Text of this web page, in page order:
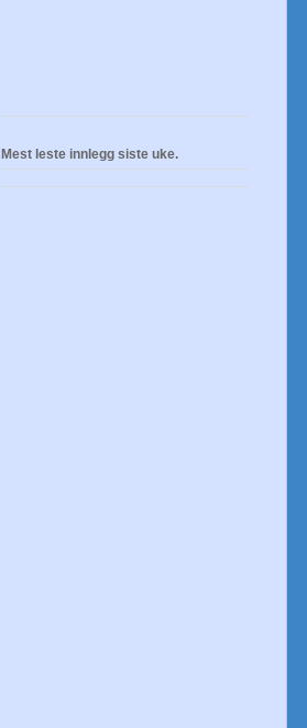
Mest leste innlegg siste uke.